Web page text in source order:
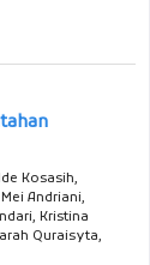
Kosasih,
Andriani,
Kristina
Quraisyta,